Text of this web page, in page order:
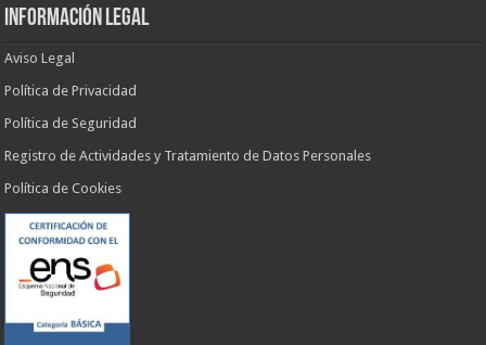
INFORMACIÓN LEGAL
Aviso Legal
Política de Privacidad
Política de Seguridad
Registro de Actividades y Tratamiento de Datos Personales
Política de Cookies